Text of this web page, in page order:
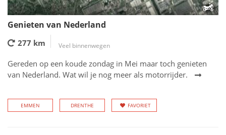
Genieten van Nederland
277 km Veel binnenwegen
Gereden op een koude zondag in Mei maar toch genieten
van Nederland. Wat wil je nog meer als motorrijder.
EMMEN DRENTHE FAVORIET